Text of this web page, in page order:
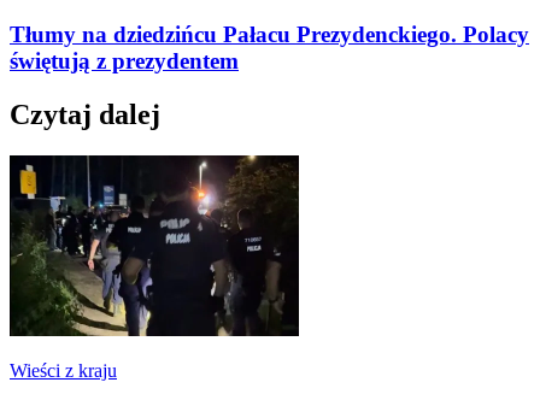
Tłumy na dziedzińcu Pałacu Prezydenckiego. Polacy
świętują z prezydentem
Czytaj dalej
Wieści z kraju